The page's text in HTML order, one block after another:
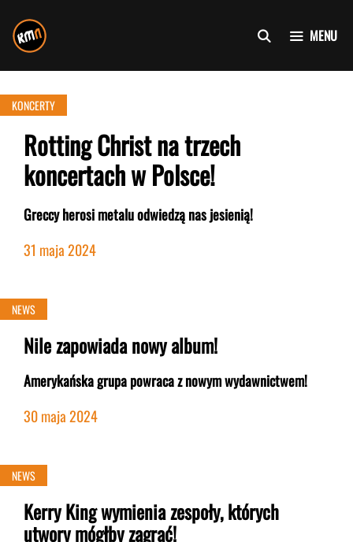
treści
MENU
KONCERTY
Rotting Christ na trzech
koncertach w Polsce!
Greccy herosi metalu odwiedzą nas jesienią!
31 maja 2024
NEWS
Nile zapowiada nowy album!
Amerykańska grupa powraca z nowym wydawnictwem!
30 maja 2024
NEWS
Kerry King wymienia zespoły, których
utwory mógłby zagrać!